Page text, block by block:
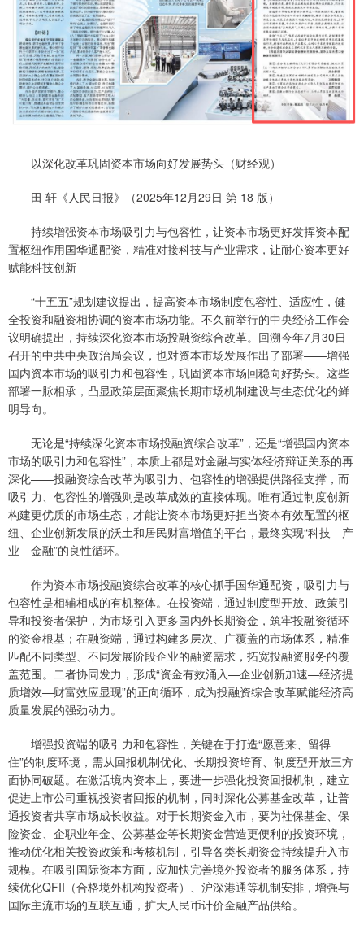
以深化改革巩固资本市场向好发展势头（财经观）
田 轩《人民日报》（2025年12月29日 第 18 版）
持续增强资本市场吸引力与包容性，让资本市场更好发挥资本配
置枢纽作用国华通配资，精准对接科技与产业需求，让耐心资本更好
赋能科技创新
“十五五”规划建议提出，提高资本市场制度包容性、适应性，健
全投资和融资相协调的资本市场功能。不久前举行的中央经济工作会
议明确提出，持续深化资本市场投融资综合改革。回溯今年7月30日
召开的中共中央政治局会议，也对资本市场发展作出了部署——增强
国内资本市场的吸引力和包容性，巩固资本市场回稳向好势头。这些
部署一脉相承，凸显政策层面聚焦长期市场机制建设与生态优化的鲜
明导向。
无论是“持续深化资本市场投融资综合改革”，还是“增强国内资本
市场的吸引力和包容性”，本质上都是对金融与实体经济辩证关系的再
深化——投融资综合改革为吸引力、包容性的增强提供路径支撑，而
吸引力、包容性的增强则是改革成效的直接体现。唯有通过制度创新
构建更优质的市场生态，才能让资本市场更好担当资本有效配置的枢
纽、企业创新发展的沃土和居民财富增值的平台，最终实现“科技—产
业—金融”的良性循环。
作为资本市场投融资综合改革的核心抓手国华通配资，吸引力与
包容性是相辅相成的有机整体。在投资端，通过制度型开放、政策引
导和投资者保护，为市场引入更多国内外长期资金，筑牢投融资循环
的资金根基；在融资端，通过构建多层次、广覆盖的市场体系，精准
匹配不同类型、不同发展阶段企业的融资需求，拓宽投融资服务的覆
盖范围。二者协同发力，形成“资金有效涌入—企业创新加速—经济提
质增效—财富效应显现”的正向循环，成为投融资综合改革赋能经济高
质量发展的强劲动力。
增强投资端的吸引力和包容性，关键在于打造“愿意来、留得
住”的制度环境，需从回报机制优化、长期投资培育、制度型开放三方
面协同破题。在激活境内资本上，要进一步强化投资回报机制，建立
促进上市公司重视投资者回报的机制，同时深化公募基金改革，让普
通投资者共享市场成长收益。对于长期资金入市，要为社保基金、保
险资金、企职业年金、公募基金等长期资金营造更便利的投资环境，
推动优化相关投资政策和考核机制，引导各类长期资金持续提升入市
规模。在吸引国际资本方面，应加快完善境外投资者的服务体系，持
续优化QFII（合格境外机构投资者）、沪深港通等机制安排，增强与
国际主流市场的互联互通，扩大人民币计价金融产品供给。